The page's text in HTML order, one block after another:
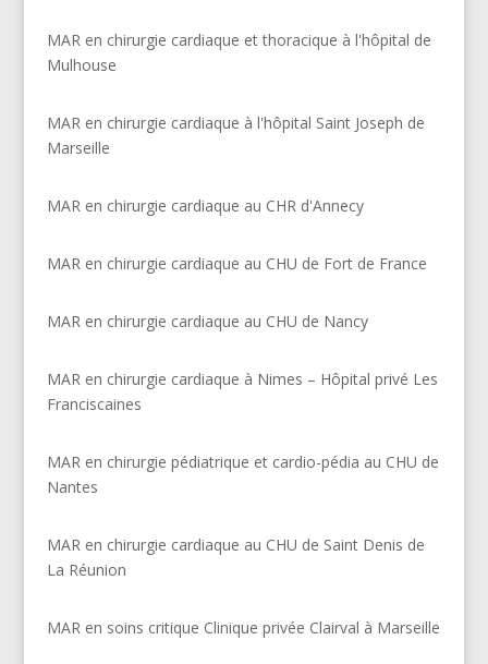
MAR en chirurgie cardiaque et thoracique à l'hôpital de
Mulhouse
MAR en chirurgie cardiaque à l'hôpital Saint Joseph de
Marseille
MAR en chirurgie cardiaque au CHR d'Annecy
MAR en chirurgie cardiaque au CHU de Fort de France
MAR en chirurgie cardiaque au CHU de Nancy
MAR en chirurgie cardiaque à Nimes – Hôpital privé Les
Franciscaines
MAR en chirurgie pédiatrique et cardio-pédia au CHU de
Nantes
MAR en chirurgie cardiaque au CHU de Saint Denis de
La Réunion
MAR en soins critique Clinique privée Clairval à Marseille